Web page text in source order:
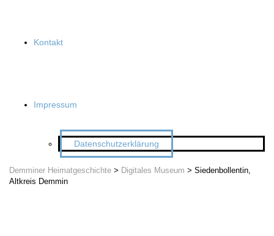
Kontakt
Impressum
Datenschutzerklärung
Demminer Heimatgeschichte > Digitales Museum > Siedenbollentin,
Altkreis Demmin